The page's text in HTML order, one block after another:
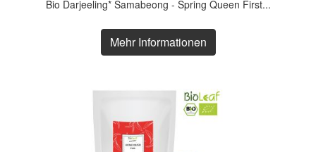
Bio Darjeeling* Samabeong - Spring Queen First...
Mehr Informationen